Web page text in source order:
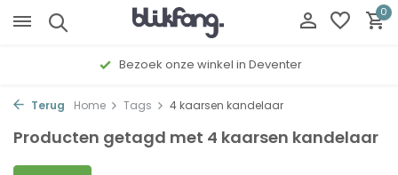
0
Bezoek onze winkel in Deventer
Terug Home Tags 4 kaarsen kandelaar
Producten getagd met 4 kaarsen kandelaar